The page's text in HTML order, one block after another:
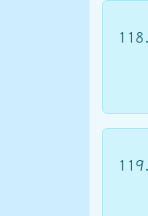
118.
119.